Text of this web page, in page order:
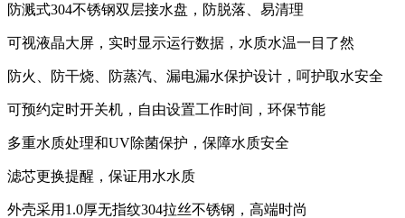
防溅式304不锈钢双层接水盘，防脱落、易清理
可视液晶大屏，实时显示运行数据，水质水温一目了然
防火、防干烧、防蒸汽、漏电漏水保护设计，呵护取水安全
可预约定时开关机，自由设置工作时间，环保节能
多重水质处理和UV除菌保护，保障水质安全
滤芯更换提醒，保证用水水质
外壳采用1.0厚无指纹304拉丝不锈钢，高端时尚